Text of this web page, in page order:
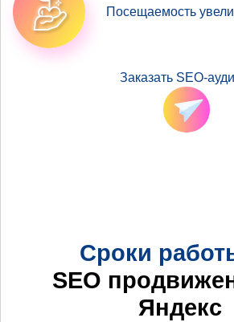
Посещаемость
Заказать SEO-
Сроки
SEO
Яндекс